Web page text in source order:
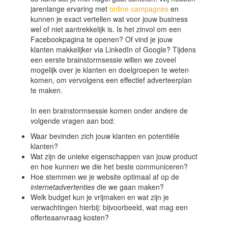
jarenlange ervaring met online campagnes en
kunnen je exact vertellen wat voor jouw business
wel of niet aantrekkelijk is. Is het zinvol om een
Facebookpagina te openen? Of vind je jouw
klanten makkelijker via LinkedIn of Google? Tijdens
een eerste brainstormsessie willen we zoveel
mogelijk over je klanten en doelgroepen te weten
komen, om vervolgens een effectief adverteerplan
te maken.
In een brainstormsessie komen onder andere de
volgende vragen aan bod:
Waar bevinden zich jouw klanten en potentiële
klanten?
Wat zijn de unieke eigenschappen van jouw product
en hoe kunnen we die het beste communiceren?
Hoe stemmen we je website optimaal af op de
internetadvertenties die we gaan maken?
Welk budget kun je vrijmaken en wat zijn je
verwachtingen hierbij: bijvoorbeeld, wat mag een
offerteaanvraag kosten?